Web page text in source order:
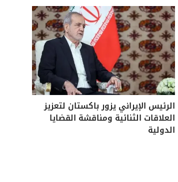
الرئيس الإيراني يزور باكستان لتعزيز
العلاقات الثنائية ومناقشة القضايا
الدولية